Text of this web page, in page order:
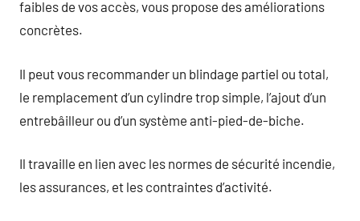
faibles de vos accès, vous propose des améliorations
concrètes.
Il peut vous recommander un blindage partiel ou total,
le remplacement d’un cylindre trop simple, l’ajout d’un
entrebâilleur ou d’un système anti-pied-de-biche.
Il travaille en lien avec les normes de sécurité incendie,
les assurances, et les contraintes d’activité.